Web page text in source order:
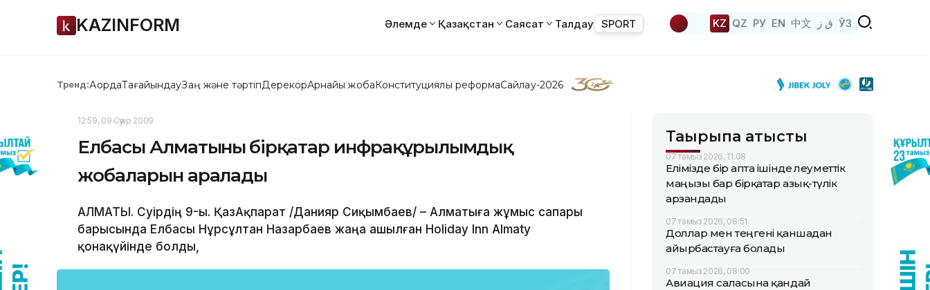
KAZINFORM Әлемде Қазақстан Саясат Талдау SPORT KZ QZ РУ EN 中文 ق ز ЎЗ
Тренд:АқордаТағайындауЗаң және тәртіпДерекқорАрнайы жобаКонституциялық реформаСайлау-2026
12:59, 09 Сәуір 2009
Елбасы Алматының бірқатар инфрақұрылымдық
жобаларын аралады
АЛМАТЫ. Сәуірдің 9-ы. ҚазАқпарат /Данияр Сиқымбаев/ – Алматыға жұмыс сапары
барысында Елбасы Нұрсұлтан Назарбаев жаңа ашылған Holiday Inn Almaty
қонақүйінде болды,
Тақырыпқа қатысты
07 тамыз 2026, 11:08
Елімізде бір апта ішінде әлеуметтік
маңызы бар бірқатар азық-түлік
арзандады
07 тамыз 2026, 08:51
Доллар мен теңгені қаншадан
айырбастауға болады
07 тамыз 2026, 08:00
Авиация саласына қандай